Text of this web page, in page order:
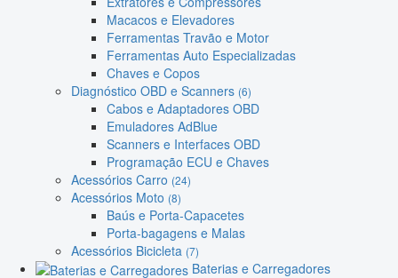
Macacos e Elevadores
Ferramentas Travão e Motor
Ferramentas Auto Especializadas
Chaves e Copos
Diagnóstico OBD e Scanners (6)
Cabos e Adaptadores OBD
Emuladores AdBlue
Scanners e Interfaces OBD
Programação ECU e Chaves
Acessórios Carro (24)
Acessórios Moto (8)
Baús e Porta-Capacetes
Porta-bagagens e Malas
Acessórios Bicicleta (7)
Baterias e Carregadores